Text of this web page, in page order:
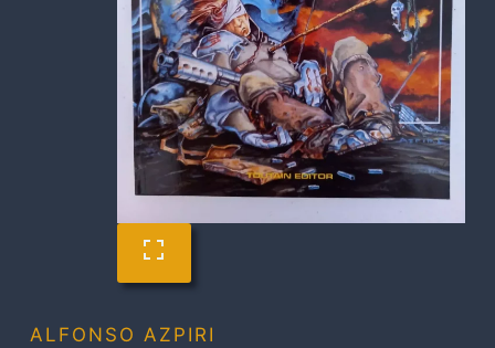
ALFONSO AZPIRI